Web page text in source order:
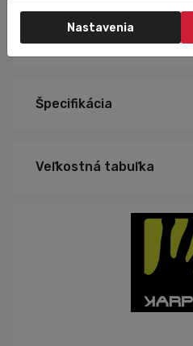
Sezóna/obdobie: jeseň, zima
Špecifikácia
Veľkostná tabuľka
Nastavenia